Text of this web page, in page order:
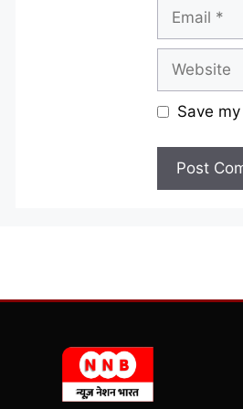
Email
Website
Save